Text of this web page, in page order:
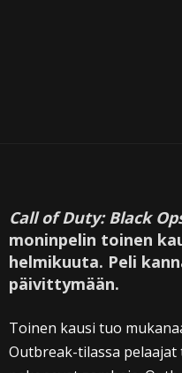
Call of Duty: Black
moninpelin toinen
helmikuuta. Peli
päivittymään.
Toinen kausi tuo
Outbreak-tilassa